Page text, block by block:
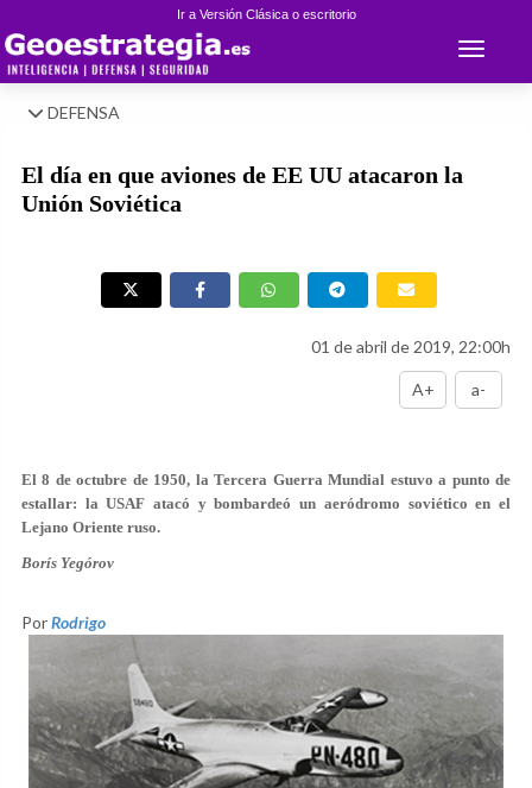
Ir a Versión Clásica o escritorio
Toggle
DEFENSA
El día en que aviones de EE UU atacaron la
Unión Soviética
01 de abril de 2019, 22:00h
A+ a-
El 8 de octubre de 1950, la Tercera Guerra Mundial estuvo a punto de
estallar: la USAF atacó y bombardeó un aeródromo soviético en el
Lejano Oriente ruso.
Borís Yegórov
PorRodrigo